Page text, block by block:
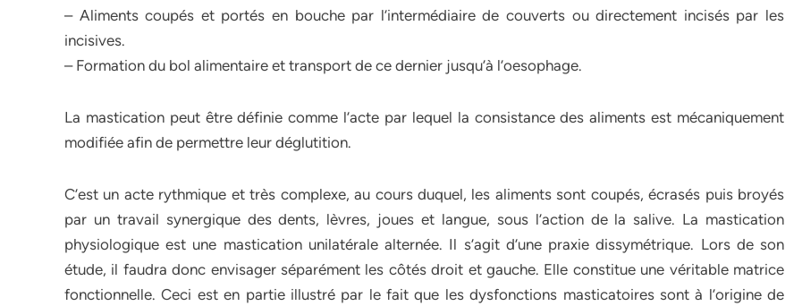
– Aliments coupés et portés en bouche par l’intermédiaire de couverts ou directement incisés par les
incisives.
– Formation du bol alimentaire et transport de ce dernier jusqu’à l’oesophage.
La mastication peut être définie comme l’acte par lequel la consistance des aliments est mécaniquement
modifiée afin de permettre leur déglutition.
C’est un acte rythmique et très complexe, au cours duquel, les aliments sont coupés, écrasés puis broyés
par un travail synergique des dents, lèvres, joues et langue, sous l’action de la salive. La mastication
physiologique est une mastication unilatérale alternée. Il s’agit d’une praxie dissymétrique. Lors de son
étude, il faudra donc envisager séparément les côtés droit et gauche. Elle constitue une véritable matrice
fonctionnelle. Ceci est en partie illustré par le fait que les dysfonctions masticatoires sont à l’origine de